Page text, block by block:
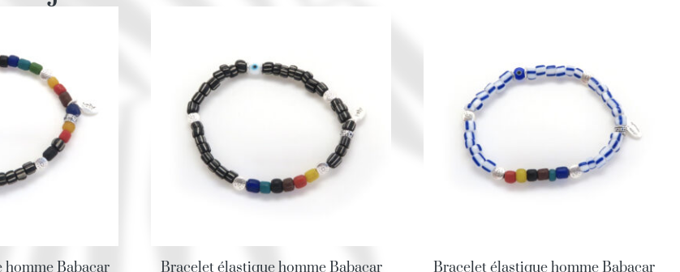
Babacar
Bracelet élastique homme Babacar
Bracelet élastique homme Babacar